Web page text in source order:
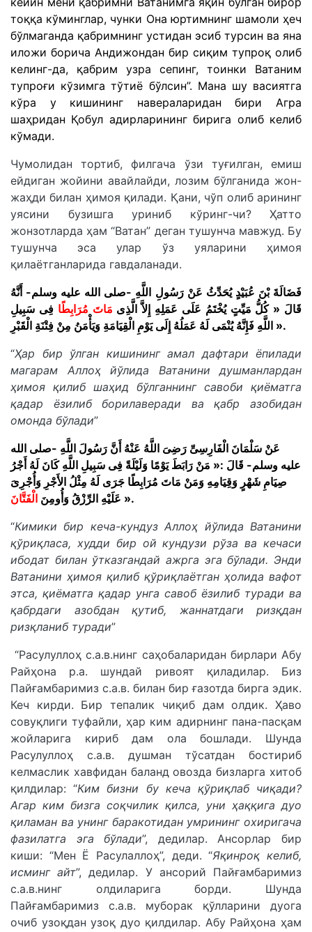
тоққа кўминглар, чунки Она юртимнинг шамоли ҳеч
бўлмаганда қабримнинг устидан эсиб турсин ва яна
иложи борича Андижондан бир сиқим тупроқ олиб
келинг-да, қабрим узра сепинг, тоинки Ватаним
тупроғи кўзимга тўтиё бўлсин”. Мана шу васиятга
кўра у кишининг навераларидан бири Агра
шаҳридан Қобул адирларининг бирига олиб келиб
кўмади.
Чумолидан тортиб, филгача ўзи туғилган, емиш
ейдиган жойини авайлайди, лозим бўлганида жон-
жаҳди билан ҳимоя қилади. Қани, чўп олиб арининг
уясини бузишга уриниб кўринг-чи? Ҳатто
жонзотларда ҳам “Ватан” деган тушунча мавжуд. Бу
тушунча эса улар ўз уяларини ҳимоя
қилаётганларида гавдаланади.
فَضَالَةَ بْنَ عُبَيْدٍ يُحَدِّثُ عَنْ رَسُولِ اللَّهِ -صلى الله عليه وسلم- أَنَّهُ
قَالَ « كُلُّ مَيِّتٍ يُخْتَمُ عَلَى عَمَلِهِ إِلاَّ الَّذِى مَاتَ مُرَابِطًا فِى سَبِيلِ
اللَّهِ فَإِنَّهُ يُنْمَى لَهُ عَمَلُهُ إِلَى يَوْمِ الْقِيَامَةِ وَيَأْمَنُ مِنْ فِتْنَةِ الْقَبْرِ ».
“Ҳар бир ўлган кишининг амал дафтари ёпилади
магарам Аллоҳ йўлида Ватанини душманлардан
ҳимоя қилиб шаҳид бўлганнинг савоби қиёматга
қадар ёзилиб борилаверади ва қабр азобидан
омонда бўлади”
عَنْ سَلْمَانَ الْفَارِسِىِّ رَضِىَ اللَّهُ عَنْهُ أَنَّ رَسُولَ اللَّهِ -صلى الله
عليه وسلم- قَالَ :« مَنْ رَابَطَ يَوْمًا وَلَيْلَةً فِى سَبِيلِ اللَّهِ كَانَ لَهُ أَجْرُ
صِيَامِ شَهْرٍ وَقِيَامِهِ وَمَنْ مَاتَ مُرَابِطًا جَرَى لَهُ مِثْلُ الأَجْرِ وَأُجْرِىَ
عَلَيْهِ الرِّزْقُ وَأُومِنَ الْفَتَّان
َ ».
“Кимики бир кеча-кундуз Аллоҳ йўлида Ватанини
қўриқласа, худди бир ой кундузи рўза ва кечаси
ибодат билан ўтказгандай ажрга эга бўлади. Энди
Ватанини ҳимоя қилиб қўриқлаётган ҳолида вафот
этса, қиёматга қадар унга савоб ёзилиб туради ва
қабрдаги азобдан қутиб, жаннатдаги ризқдан
ризқланиб туради”
“Расулуллоҳ с.а.в.нинг саҳобаларидан бирлари Абу
Райҳона р.а. шундай ривоят қиладилар. Биз
Пайғамбаримиз с.а.в. билан бир ғазотда бирга эдик.
Кеч кирди. Бир тепалик чиқиб дам олдик. Ҳаво
совуқлиги туфайли, ҳар ким адирнинг пана-пасқам
жойларига кириб дам ола бошлади. Шунда
Расулуллоҳ с.а.в. душман тўсатдан бостириб
келмаслик хавфидан баланд овозда бизларга хитоб
қилдилар: “Ким бизни бу кеча қўриқлаб чиқади?
Агар ким бизга соқчилик қилса, уни ҳаққига дуо
қиламан ва унинг баракотидан умрининг охиригача
фазилатга эга бўлади”, дедилар. Ансорлар бир
киши: “Мен Ё Расулаллоҳ”, деди. “Яқинроқ келиб,
исминг айт”, дедилар. У ансорий Пайғамбаримиз
с.а.в.нинг олдиларига борди. Шунда
Пайғамбаримиз с.а.в. муборак қўлларини дуога
очиб узоқдан узоқ дуо қилдилар. Абу Райҳона ҳам